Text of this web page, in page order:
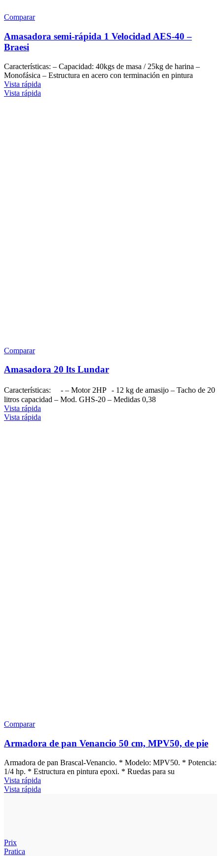
Comparar
Amasadora semi-rápida 1 Velocidad AES-40 –
Braesi
Características: – Capacidad: 40kgs de masa / 25kg de harina –
Monofásica – Estructura en acero con terminación en pintura
Vista rápida
Vista rápida
Comparar
Amasadora 20 lts Lundar
Características: - – Motor 2HP - 12 kg de amasijo – Tacho de 20
litros capacidad – Mod. GHS-20 – Medidas 0,38
Vista rápida
Vista rápida
Comparar
Armadora de pan Venancio 50 cm, MPV50, de pie
Armadora de pan Brascal-Venancio. * Modelo: MPV50. * Potencia:
1/4 hp. * Estructura en pintura epoxi. * Ruedas para su
Vista rápida
Vista rápida
Prix
Pratica